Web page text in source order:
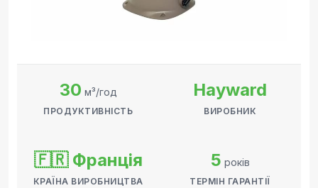
30 м³/год
ПРОДУКТИВНІСТЬ
Hayward
ВИРОБНИК
🇫🇷 Франція
КРАЇНА ВИРОБНИЦТВА
5 років
ТЕРМІН ГАРАНТІЇ